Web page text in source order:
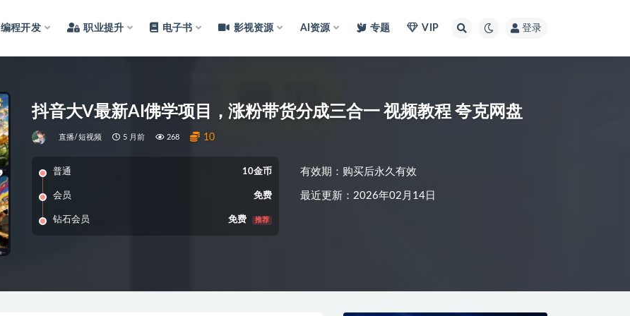
编程开发 职业提升 电子书 影视资源 AI资源 专题 VIP 登录
抖音大V最新AI佛学项目，涨粉带货分成三合一 视频教程 夸克网盘
直播/短视频 5 月前 268 10
普通 10金币
会员 免费
钻石会员 免费 推荐
有效期：购买后永久有效
最近更新：2026年02月14日